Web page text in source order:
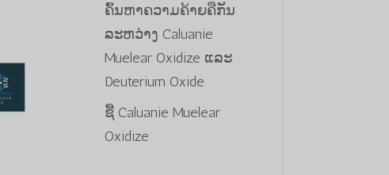
ຄົ້ນຫາຄວາມຄ້າຍຄືກັນ
ລະຫວ່າງ Caluanie
Muelear Oxidize ແລະ
Deuterium Oxide
ຊື້ Caluanie Muelear
Oxidize